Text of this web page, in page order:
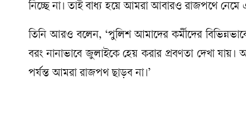
নিচ্ছে না। তাই বাধ্য হয়ে আমরা আবারও রাজপথে নেমে
তিনি আরও বলেন, ‘পুলিশ আমাদের কর্মীদের
বরং নানাভাবে জুলাইকে হেয় করার প্রবণতা দেখা যায়।
পর্যন্ত আমরা রাজপথ ছাড়ব না।’